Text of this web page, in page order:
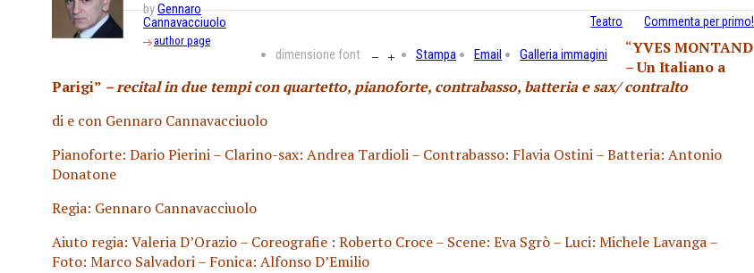
byGennaro
Cannavacciuolo
author page
Commenta per primo!
Teatro
dimensione font Stampa Email Galleria immagini “YVES MONTAND
– Un Italiano a
Parigi” – recital in due tempi con quartetto, pianoforte, contrabasso, batteria e sax/ contralto
di e con Gennaro Cannavacciuolo
Pianoforte: Dario Pierini – Clarino-sax: Andrea Tardioli – Contrabasso: Flavia Ostini – Batteria: Antonio
Donatone
Regia: Gennaro Cannavacciuolo
Aiuto regia: Valeria D’Orazio – Coreografie : Roberto Croce – Scene: Eva Sgrò – Luci: Michele Lavanga –
Foto: Marco Salvadori – Fonica: Alfonso D’Emilio